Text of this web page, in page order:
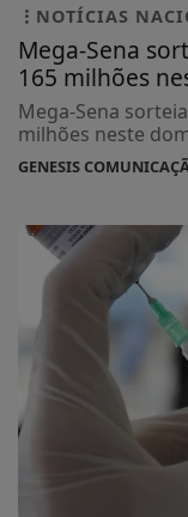
NOTÍCIAS
Mega-Sena
165 milhões
Mega-Sena
milhões neste
GENESIS